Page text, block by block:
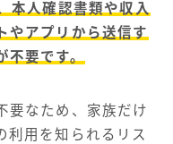
本人確認書類や収入
やアプリから送信す
不要です。
要なため、家族だけ
利用を知られるリス